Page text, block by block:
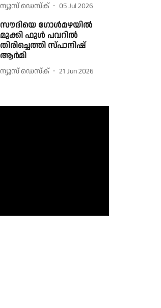
ന്യൂസ് ഡെസ്ക് 05 Jul 2026
സൗദിയെ ഗോൾമഴയിൽ
മുക്കി ഫുൾ പവറിൽ
തിരിച്ചെത്തി സ്പാനിഷ്
ആർമി
ന്യൂസ് ഡെസ്ക് 21 Jun 2026